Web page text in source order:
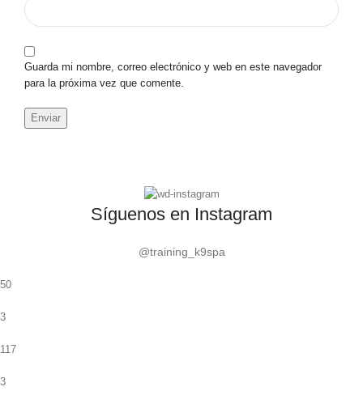
Guarda mi nombre, correo electrónico y web en este navegador
para la próxima vez que comente.
Síguenos en Instagram
@training_k9spa
50
3
117
3